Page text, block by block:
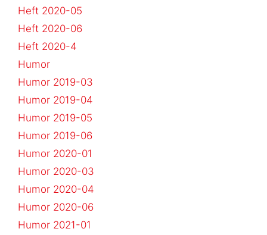
Heft 2020-05
Heft 2020-06
Heft 2020-4
Humor
Humor 2019-03
Humor 2019-04
Humor 2019-05
Humor 2019-06
Humor 2020-01
Humor 2020-03
Humor 2020-04
Humor 2020-06
Humor 2021-01